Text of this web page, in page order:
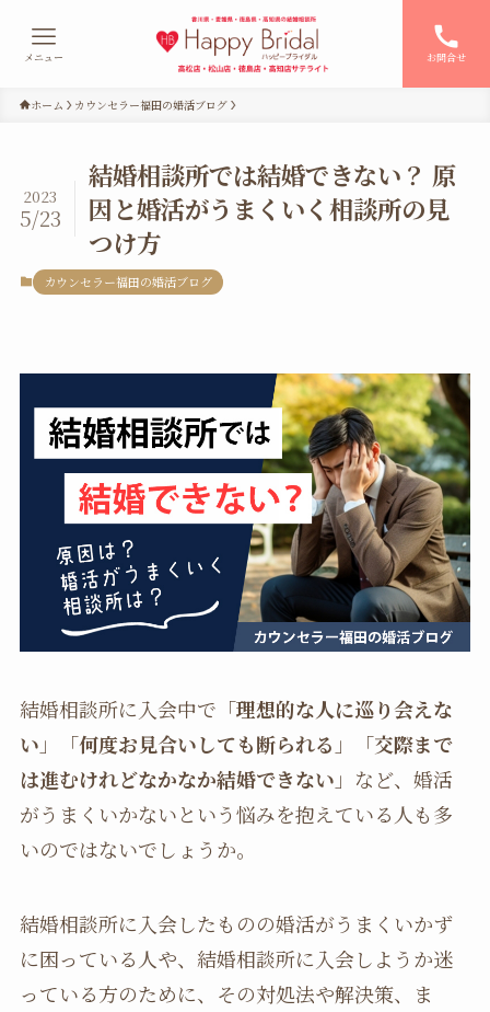
お問合せ
メニュー
ホーム カウンセラー福田の婚活ブログ
結婚相談所では結婚できない？ 原
因と婚活がうまくいく相談所の見
つけ方
2023
5/23
カウンセラー福田の婚活ブログ
結婚相談所に入会中で「理想的な人に巡り会えな
い 」「何度お見合いしても断られる 」「交際まで
は進むけれどなかなか結婚できない 」など、婚活
がうまくいかないという悩みを抱えている人も多
いのではないでしょうか。
結婚相談所に入会したものの婚活がうまくいかず
に困っている人や、結婚相談所に入会しようか迷
っている方のために、その対処法や解決策、ま